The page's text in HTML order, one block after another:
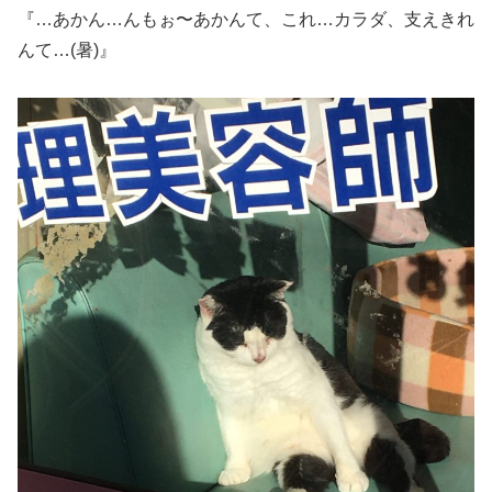
『…あかん…んもぉ〜あかんて、これ…カラダ、支えきれ
んて…(暑)』